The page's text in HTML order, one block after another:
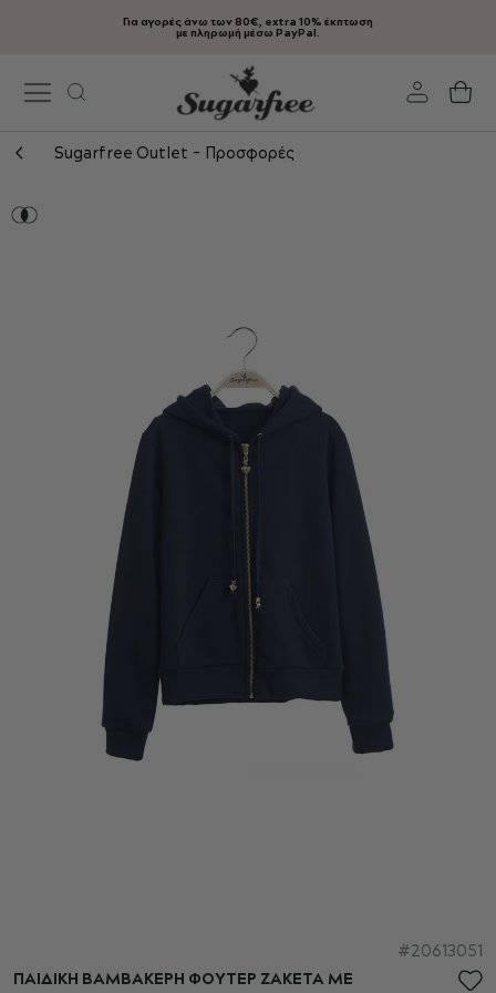
Μετάβαση
περιεχόμενο
Για αγορές άνω των 80€, extra 10% έκπτωση
με πληρωμή μέσω PayPal.
Sugarfree Outlet - Προσφορές
στο
τέλος
στηνΠΑΙΔΙΚΗ ΒΑΜΒΑΚΕΡΗ ΦΟΥΤΕΡ ΖΑΚΕΤΑ ΜΕ
20613051